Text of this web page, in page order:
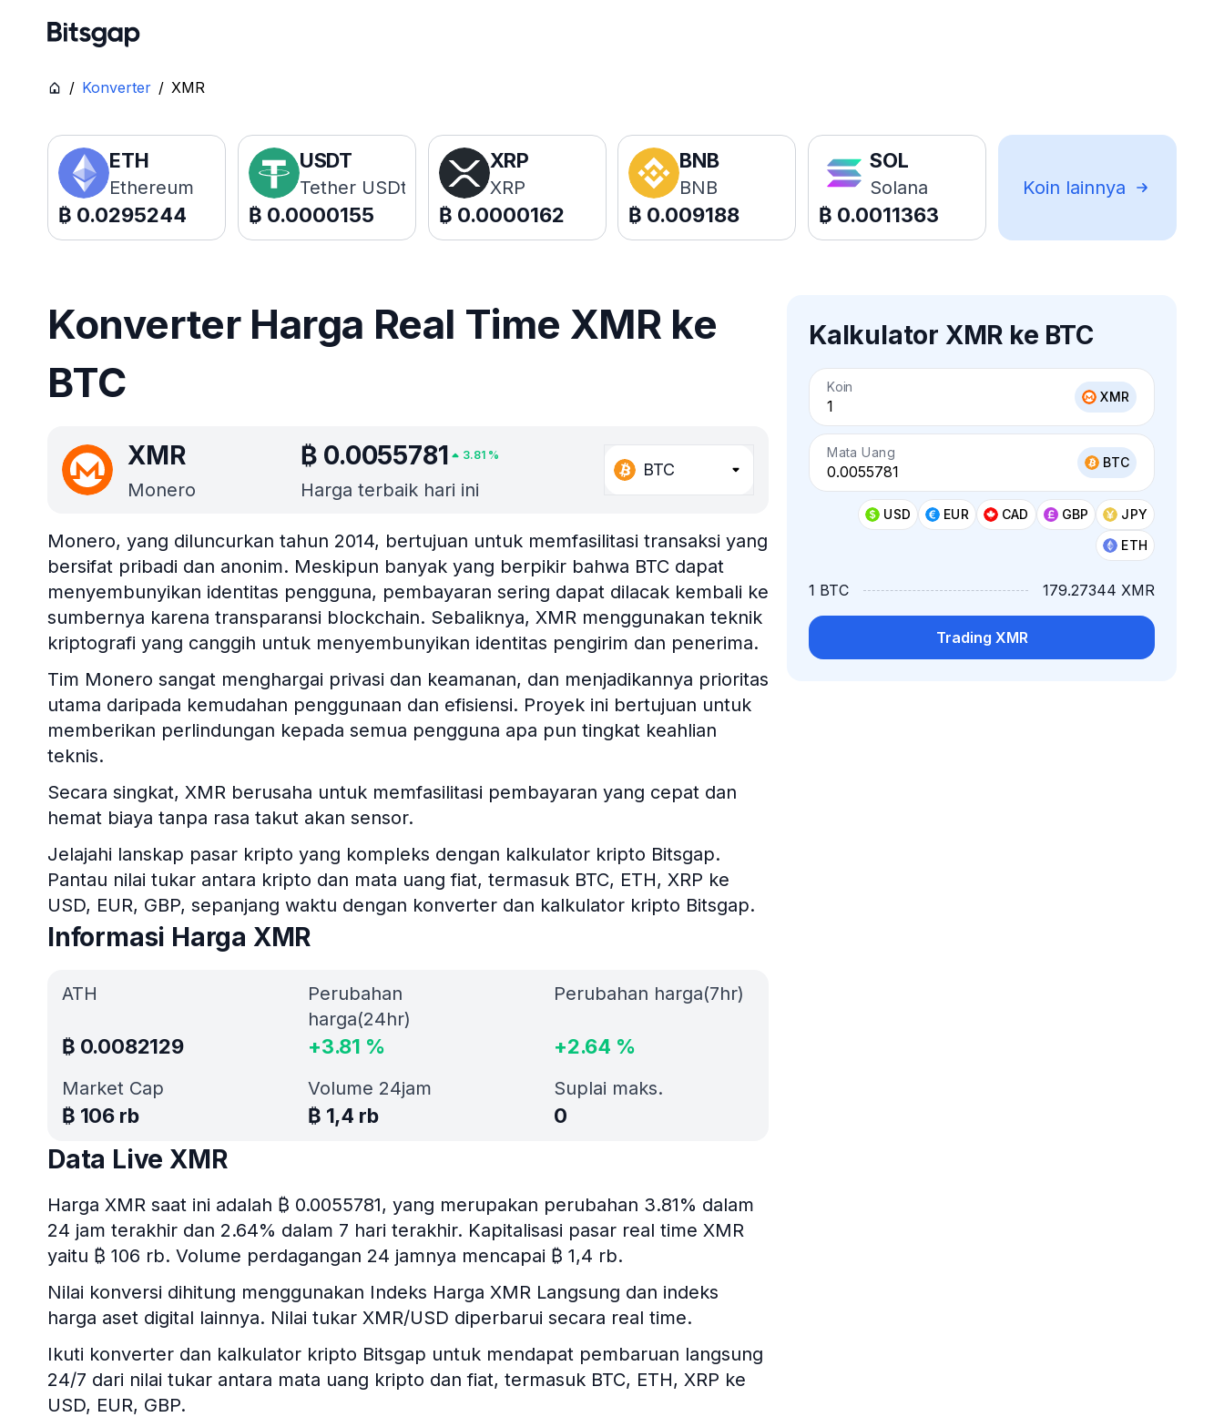
/ Konverter / XMR
ETH
Ethereum
₿ 0.0295244
USDT
Tether USDt
₿ 0.0000155
XRP
XRP
₿ 0.0000162
BNB
BNB
₿ 0.009188
SOL
Solana
₿ 0.0011363
Koin lainnya
Konverter Harga Real Time XMR ke
BTC
XMR
Monero
₿ 0.0055781 3.81 %
Harga terbaik hari ini
BTC
Kalkulator XMR ke BTC
Koin
XMR
Mata Uang
BTC
USD EUR CAD GBP
JPY
ETH
1 BTC 179.27344 XMR
Trading XMR
Monero, yang diluncurkan tahun 2014, bertujuan untuk memfasilitasi transaksi yang
bersifat pribadi dan anonim. Meskipun banyak yang berpikir bahwa BTC dapat
menyembunyikan identitas pengguna, pembayaran sering dapat dilacak kembali ke
sumbernya karena transparansi blockchain. Sebaliknya, XMR menggunakan teknik
kriptografi yang canggih untuk menyembunyikan identitas pengirim dan penerima.
Tim Monero sangat menghargai privasi dan keamanan, dan menjadikannya prioritas
utama daripada kemudahan penggunaan dan efisiensi. Proyek ini bertujuan untuk
memberikan perlindungan kepada semua pengguna apa pun tingkat keahlian
teknis.
Secara singkat, XMR berusaha untuk memfasilitasi pembayaran yang cepat dan
hemat biaya tanpa rasa takut akan sensor.
Jelajahi lanskap pasar kripto yang kompleks dengan kalkulator kripto Bitsgap.
Pantau nilai tukar antara kripto dan mata uang fiat, termasuk BTC, ETH, XRP ke
USD, EUR, GBP, sepanjang waktu dengan konverter dan kalkulator kripto Bitsgap.
Informasi Harga XMR
ATH
₿ 0.0082129
Market Cap
₿ 106 rb
Perubahan
harga(24hr)
+3.81 %
Perubahan harga(7hr)
+2.64 %
Volume 24jam
₿ 1,4 rb
Suplai maks.
0
Data Live XMR
Harga XMR saat ini adalah ₿ 0.0055781, yang merupakan perubahan 3.81% dalam
24 jam terakhir dan 2.64% dalam 7 hari terakhir. Kapitalisasi pasar real time XMR
yaitu ₿ 106 rb. Volume perdagangan 24 jamnya mencapai ₿ 1,4 rb.
Nilai konversi dihitung menggunakan Indeks Harga XMR Langsung dan indeks
harga aset digital lainnya. Nilai tukar XMR/USD diperbarui secara real time.
Ikuti konverter dan kalkulator kripto Bitsgap untuk mendapat pembaruan langsung
24/7 dari nilai tukar antara mata uang kripto dan fiat, termasuk BTC, ETH, XRP ke
USD, EUR, GBP.